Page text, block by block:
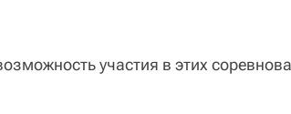
участия в этих